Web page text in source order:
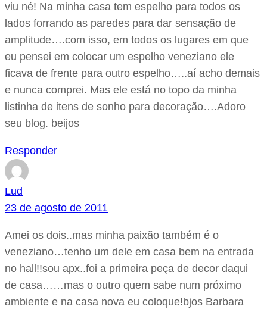
viu né! Na minha casa tem espelho para todos os
lados forrando as paredes para dar sensação de
amplitude….com isso, em todos os lugares em que
eu pensei em colocar um espelho veneziano ele
ficava de frente para outro espelho…..aí acho demais
e nunca comprei. Mas ele está no topo da minha
listinha de itens de sonho para decoração….Adoro
seu blog. beijos
Responder
Lud
23 de agosto de 2011
Amei os dois..mas minha paixão também é o
veneziano…tenho um dele em casa bem na entrada
no hall!!sou apx..foi a primeira peça de decor daqui
de casa……mas o outro quem sabe num próximo
ambiente e na casa nova eu coloque!bjos Barbara